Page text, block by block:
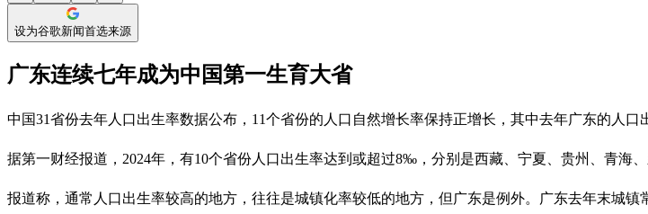
设为谷歌新闻首选来源
广东连续七年成为中国第一生育大省
中国31省份去年人口出生率数据公布，11个省份的人口自然增长率保持正增长，其中去年广东的人
据第一财经报道，2024年，有10个省份人口出生率达到或超过8‰，分别是西藏、宁夏、贵州、青海
报道称，通常人口出生率较高的地方，往往是城镇化率较低的地方，但广东是例外。广东去年末城